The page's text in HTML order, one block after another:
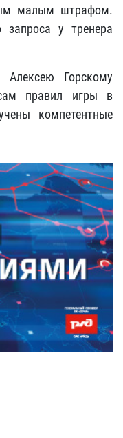
малым штрафом.
у тренера
Алексею Горскому
правил игры в
компетентные